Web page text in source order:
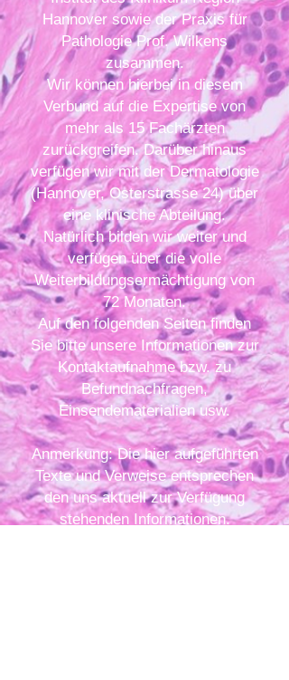
Hannover sowie der Praxis für
Pathologie Prof. Wilkens
zusammen.
Wir können hierbei in diesem
Verbund auf die Expertise von
mehr als 15 Fachärzten
zurückgreifen. Darüber hinaus
verfügen wir mit der Dermatologie
(Hannover, Osterstrasse 24) über
eine klinische Abteilung.
Natürlich bilden wir weiter und
verfügen über die volle
Weiterbildungsermächtigung von
72 Monaten.
Auf den folgenden Seiten finden
Sie bitte unsere Informationen zur
Kontaktaufnahme bzw. zu
Befundnachfragen,
Einsendematerialien usw.
Anmerkung: Die hier aufgeführten
Texte und Verweise entsprechen
den uns aktuell zur Verfügung
stehenden Informationen.